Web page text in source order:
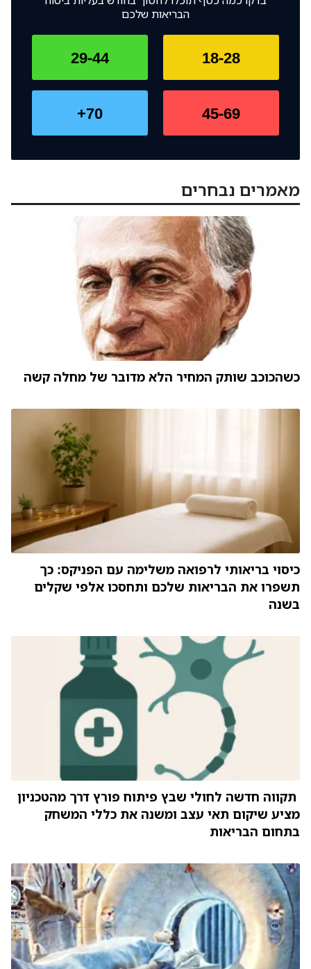
הבריאות שלכם
18-28
29-44
45-69
70+
מאמרים נבחרים
כשהכוכב שותק המחיר הלא מדובר של מחלה קשה
כיסוי בריאותי לרפואה משלימה עם הפניקס: כך
תשפרו את הבריאות שלכם ותחסכו אלפי שקלים
בשנה
תקווה חדשה לחולי שבץ פיתוח פורץ דרך מהטכניון
מציע שיקום תאי עצב ומשנה את כללי המשחק
בתחום הבריאות